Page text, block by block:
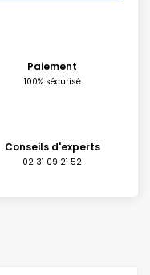
Paiement
100% sécurisé
Conseils d'experts
02 31 09 21 52